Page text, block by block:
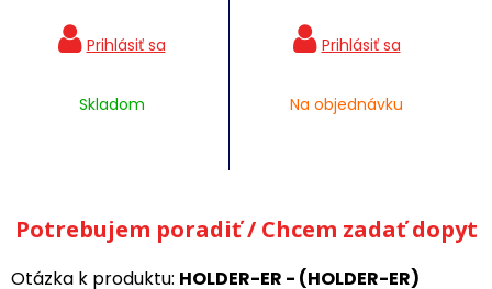
Skladom Na objednávku
Potrebujem poradiť / Chcem zadať dopyt
Otázka k produktu: HOLDER-ER - (HOLDER-ER)